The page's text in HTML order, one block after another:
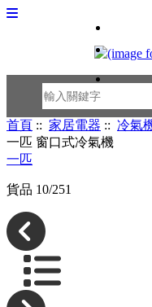
首頁 :: 家居電器 :: 冷氣
一匹 窗口式冷氣機
一匹
貨品 10/251